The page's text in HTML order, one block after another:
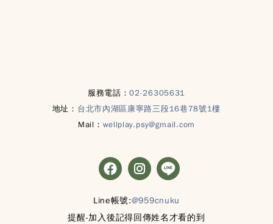
服務電話：02-26305631
地址： 台北市內湖區康寧路三段16巷78號1樓
Mail： wellplay.psy@gmail.com
Line帳號:@959cnuku
提醒-加入後記得回傳姓名才看的到